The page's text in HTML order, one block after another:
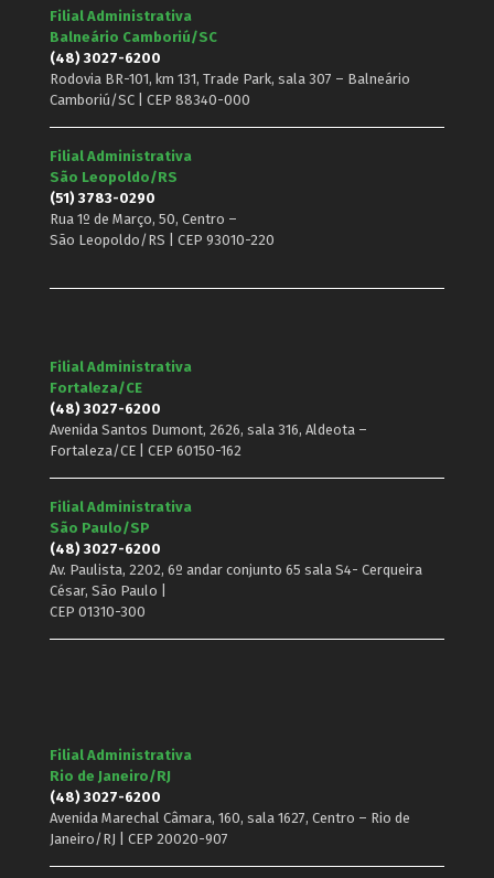
Filial Administrativa
Balneário Camboriú/SC
(48) 3027-6200
Rodovia BR-101, km 131, Trade Park, sala 307 – Balneário
Camboriú/SC | CEP 88340-000
Filial Administrativa
São Leopoldo/RS
(51) 3783-0290
Rua 1º de Março, 50, Centro –
São Leopoldo/RS | CEP 93010-220
Filial Administrativa
Fortaleza/CE
(48) 3027-6200
Avenida Santos Dumont, 2626, sala 316, Aldeota –
Fortaleza/CE | CEP 60150-162
Filial Administrativa
São Paulo/SP
(48) 3027-6200
Av. Paulista, 2202, 6º andar conjunto 65 sala S4- Cerqueira
César, São Paulo |
CEP 01310-300
Filial Administrativa
Rio de Janeiro/RJ
(48) 3027-6200
Avenida Marechal Câmara, 160, sala 1627, Centro – Rio de
Janeiro/RJ | CEP 20020-907